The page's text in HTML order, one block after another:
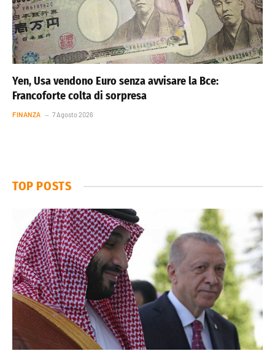
Yen, Usa vendono Euro senza avvisare la Bce:
Francoforte colta di sorpresa
FINANZA 7 Agosto 2026
TOP POSTS